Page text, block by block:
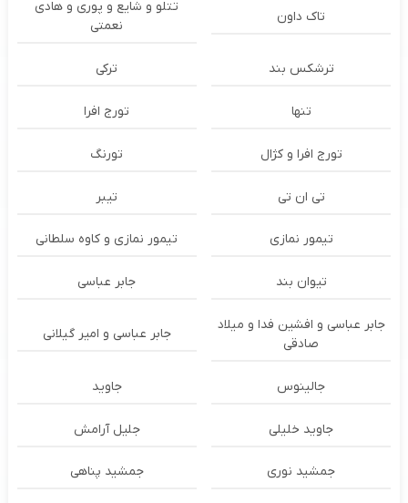
تاک داون
تتلو و شایع و پوری و هادی
نعمتی
ترشكس بند ترکی
تنها تورج افرا
تورج افرا و کژال تورنگ
تی ان تی تیبر
تیمور نمازی تیمور نمازی و کاوه سلطانی
تیوان بند جابر عباسی
جابر عباسی و افشین فدا و میلاد
صادقی
جابر عباسی و امیر گیلانی
جالینوس جاوید
جاوید خلیلی جلیل آرامش
جمشید نوری جمشید پناهی